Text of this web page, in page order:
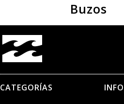
Buzos
CATEGORÍAS